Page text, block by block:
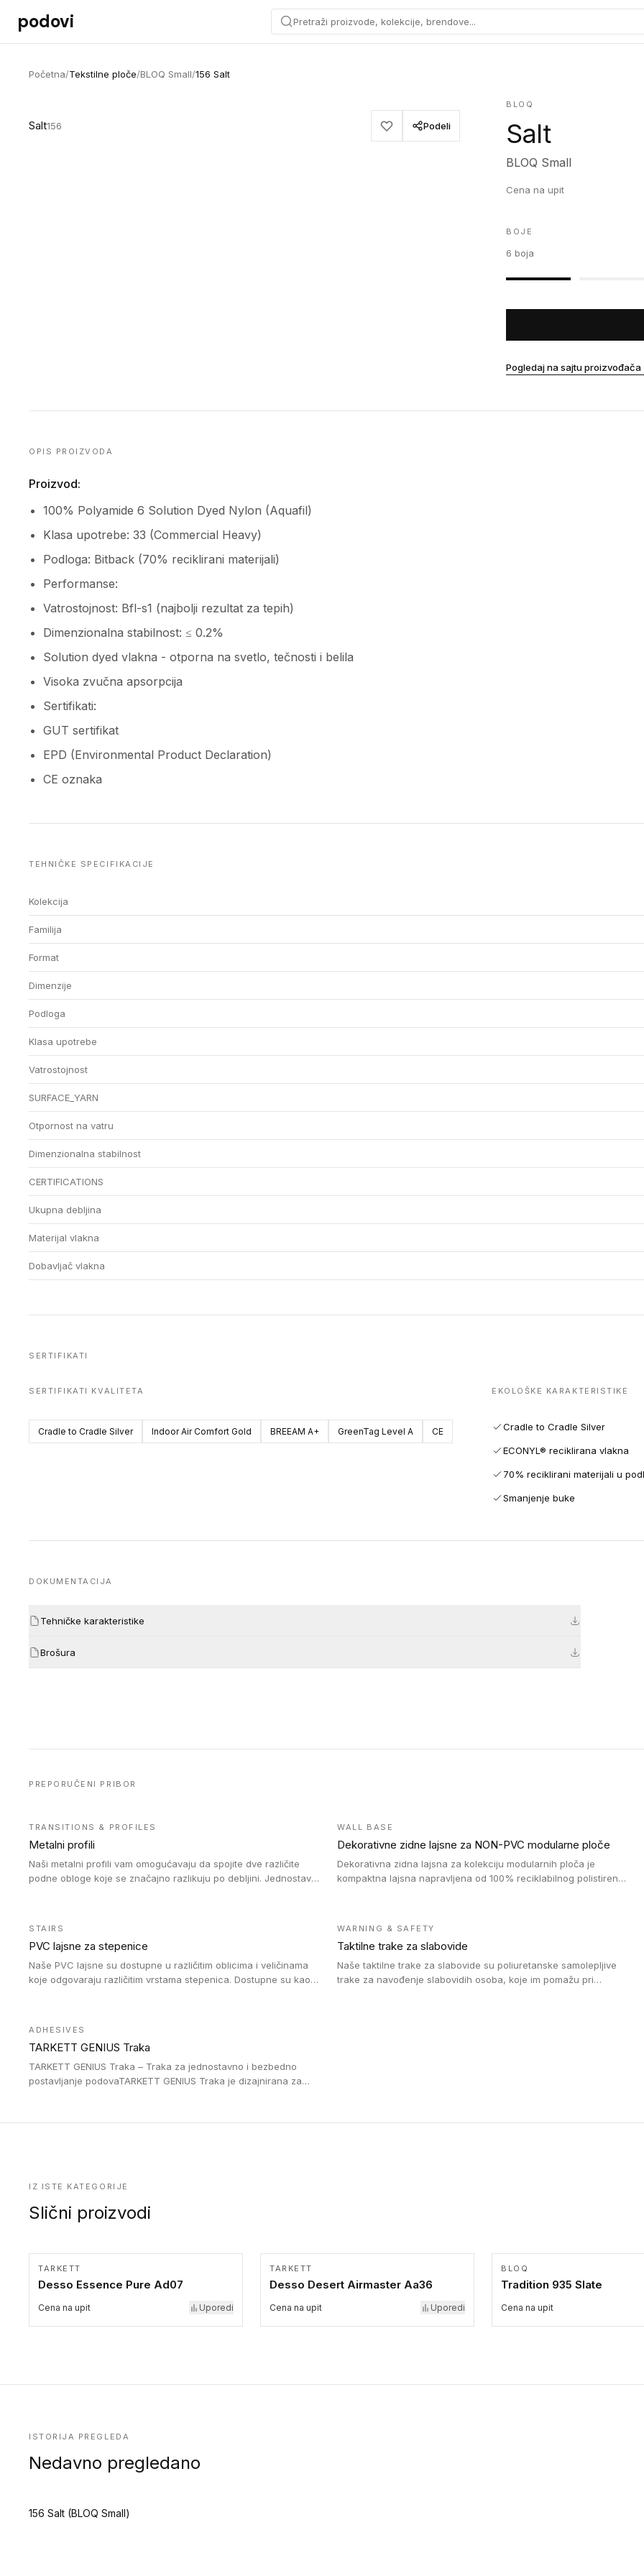
Preskoči na sadržaj
podovi Pretraži proizvode, kolekcije, brendove...
Početna/Tekstilne ploče/BLOQ Small/156 Salt
Salt156 Podeli
BLOQ
Salt
BLOQ Small
Cena na upit
BOJE
6 boja
Pogledaj na sajtu proizvođača
OPIS PROIZVODA
Proizvod:
100% Polyamide 6 Solution Dyed Nylon (Aquafil)
Klasa upotrebe: 33 (Commercial Heavy)
Podloga: Bitback (70% reciklirani materijali)
Performanse:
Vatrostojnost: Bfl-s1 (najbolji rezultat za tepih)
Dimenzionalna stabilnost: ≤ 0.2%
Solution dyed vlakna - otporna na svetlo, tečnosti i belila
Visoka zvučna apsorpcija
Sertifikati:
GUT sertifikat
EPD (Environmental Product Declaration)
CE oznaka
TEHNIČKE SPECIFIKACIJE
Kolekcija
Familija
Format
Dimenzije
Podloga
Klasa upotrebe
Vatrostojnost
SURFACE_YARN
Otpornost na vatru
Dimenzionalna stabilnost
CERTIFICATIONS
Ukupna debljina
Materijal vlakna
Dobavljač vlakna
SERTIFIKATI
SERTIFIKATI KVALITETA
Cradle to Cradle Silver Indoor Air Comfort Gold BREEAM A+ GreenTag Level A CE
EKOLOŠKE KARAKTERISTIKE
Cradle to Cradle Silver
ECONYL® reciklirana vlakna
70% reciklirani materijali u
Smanjenje buke
DOKUMENTACIJA
Tehničke karakteristike
Brošura
PREPORUČENI PRIBOR
TRANSITIONS & PROFILES
Metalni profili
Naši metalni profili vam omogućavaju da spojite dve različite
podne obloge koje se značajno razlikuju po debljini. Jednostavni
WALL BASE
Dekorativne zidne lajsne za NON-PVC modularne ploče
Dekorativna zidna lajsna za kolekciju modularnih ploča je
kompaktna lajsna napravljena od 100% reciklabilnog polistirena,
STAIRS
PVC lajsne za stepenice
Naše PVC lajsne su dostupne u različitim oblicima i veličinama
koje odgovaraju različitim vrstama stepenica. Dostupne su kao
uglom, sa poluprečnikom savijanja od 2R za stepenice više od
16 cm. Poste i verzije od aluminijuma za oblasti pod visokim
opterećenjem. Postavljaju se na postojeći pod. Veoma su
WARNING & SAFETY
Taktilne trake za slabovide
Naše taktilne trake za slabovide su poliuretanske samolepljive
trake za navođenje slabovidih osoba, koje im pomažu pri
ADHESIVES
TARKETT GENIUS Traka
TARKETT GENIUS Traka – Traka za jednostavno i bezbedno
postavljanje podovaTARKETT GENIUS Traka je dizajnirana za
IZ ISTE KATEGORIJE
Slični proizvodi
TARKETT
Desso Essence Pure Ad07
Cena na upit Uporedi
TARKETT
Desso Desert Airmaster Aa36
Cena na upit Uporedi
BLOQ
Tradition 935 Slate
Cena na upit
ISTORIJA PREGLEDA
Nedavno pregledano
156 Salt (BLOQ Small)